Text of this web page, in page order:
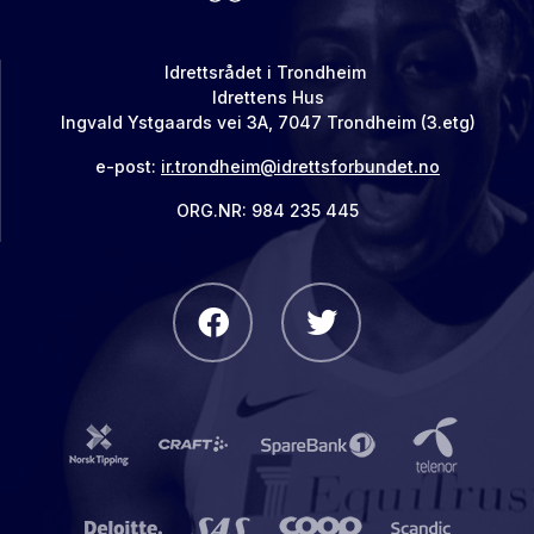
Idrettsrådet i Trondheim
Idrettens Hus
Ingvald Ystgaards vei 3A, 7047 Trondheim (3.etg)
e-post: ir.trondheim@idrettsforbundet.no
ORG.NR: 984 235 445